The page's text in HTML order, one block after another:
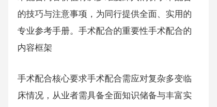
的技巧与注意事项，为同行提供全面、实用的
专业参考手册。手术配合的重要性手术配合的
内容框架
手术配合核心要求手术配合需应对复杂多变临
床情况，从业者需具备全面知识储备与丰富实